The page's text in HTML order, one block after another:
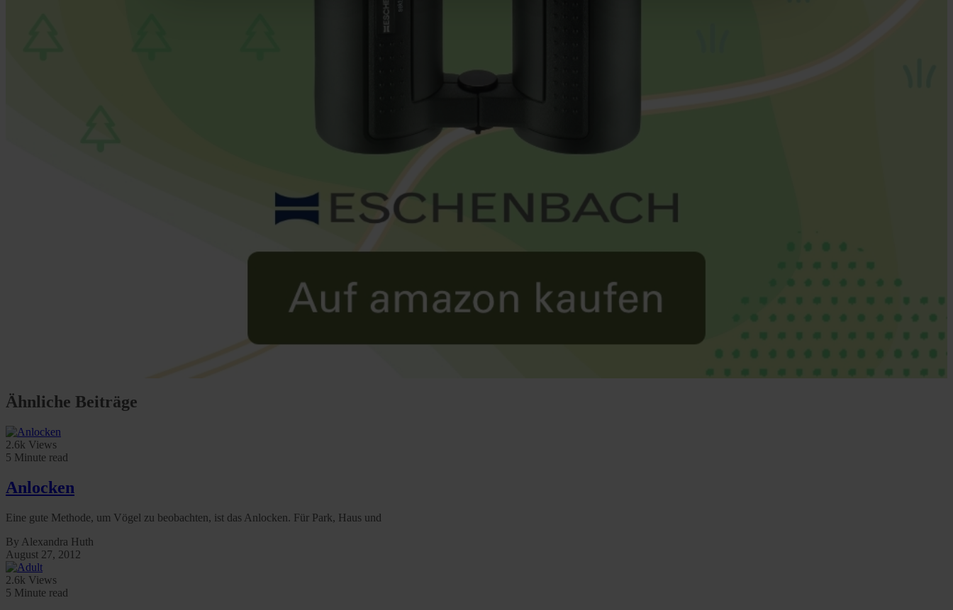
Further information on the procedures used and your rights can be found in our
Ähnliche Beiträge
2.6k Views
5 Minute read
Anlocken
Eine gute Methode, um Vögel zu beobachten, ist das Anlocken. Für Park, Haus und
By Alexandra Huth
August 27, 2012
2.6k Views
5 Minute read